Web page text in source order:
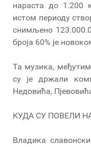
нараста до 1.200
истом периоду
снимљено
броја 60% је
Та музика,
су је држали
Недовића,
КУДА СУ ПОВЕЛИ
Владика